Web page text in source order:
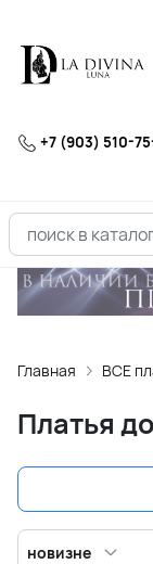
+7 (903) 510-
Главная ВСЕ
Платья
новизне